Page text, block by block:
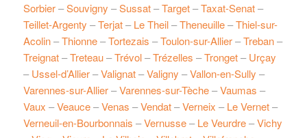
Sorbier–Souvigny –Sussat–Target–Taxat-Senat–
Teillet-Argenty –Terjat–Le Theil–Theneuille–Thiel-sur-
Acolin–Thionne–Tortezais –Toulon-sur-Allier–Treban–
Treignat–Treteau–Trévol–Trézelles –Tronget–Urçay
–Ussel-d’Allier–Valignat–Valigny –Vallon-en-Sully –
Varennes-sur-Allier–Varennes-sur-Tèche–Vaumas –
Vaux –Veauce–Venas –Vendat–Verneix –Le Vernet–
Verneuil-en-Bourbonnais –Vernusse–Le Veurdre–Vichy